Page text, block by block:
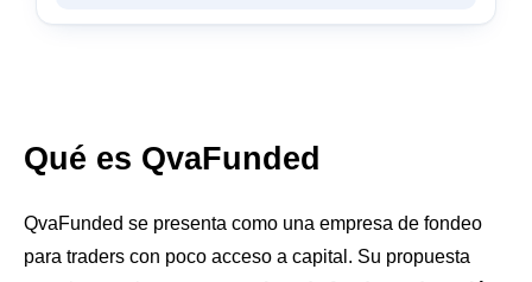
Qué es QvaFunded
QvaFunded se presenta como una empresa de fondeo
para traders con poco acceso a capital. Su propuesta